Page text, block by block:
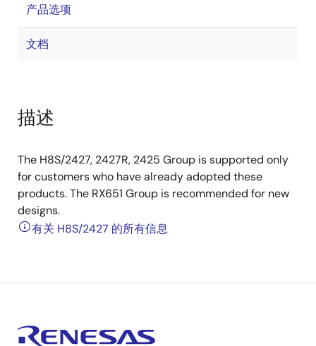
产品选项
文档
描述
The H8S/2427, 2427R, 2425 Group is supported only
for customers who have already adopted these
products. The RX651 Group is recommended for new
designs.
有关 H8S/2427 的所有信息